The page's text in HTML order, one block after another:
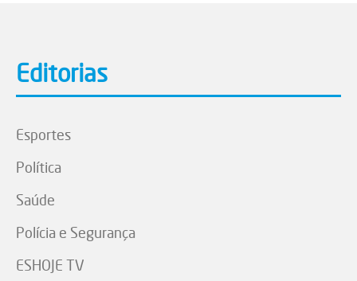
Editorias
Esportes
Política
Saúde
Polícia e Segurança
ESHOJE TV